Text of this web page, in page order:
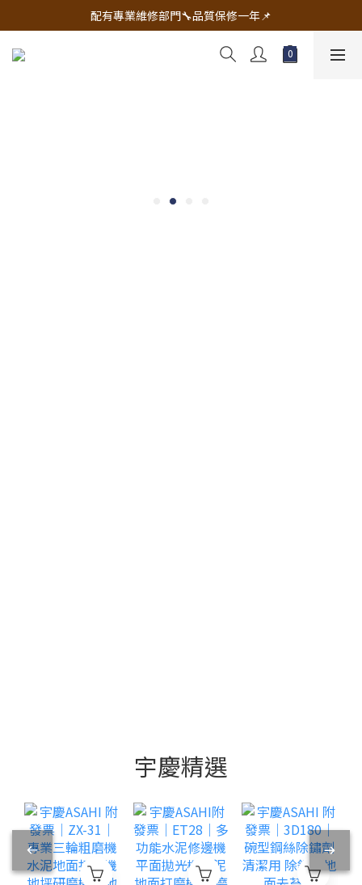
🔧電動工具&五金唯一首選 宇慶五金網拍🔧
配有專業維修部門🔧品質保修一年📌
🔧電動工具&五金唯一首選 宇慶五金網拍🔧
宇慶精選